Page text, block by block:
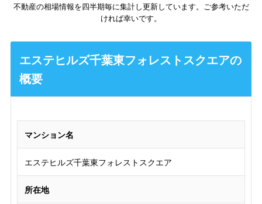
不動産の相場情報を四半期毎に集計し更新しています。ご参考いただ
ければ幸いです。
エステヒルズ千葉東フォレストスクエアの
概要
マンション名
エステヒルズ千葉東フォレストスクエア
所在地